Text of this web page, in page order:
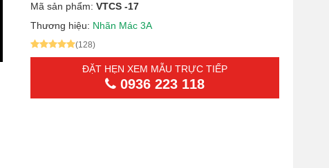
Mã sản phẩm: VTCS -17
Thương hiệu: Nhãn Mác 3A
(128)
ĐẶT HẸN XEM MẪU TRỰC TIẾP
0936 223 118